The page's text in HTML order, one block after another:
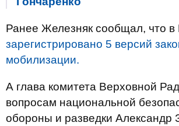
Ранее Железняк сообщал, что в
зарегистрировано 5 версий
мобилизации.
А глава комитета Верховной
вопросам национальной
обороны и разведки Александр